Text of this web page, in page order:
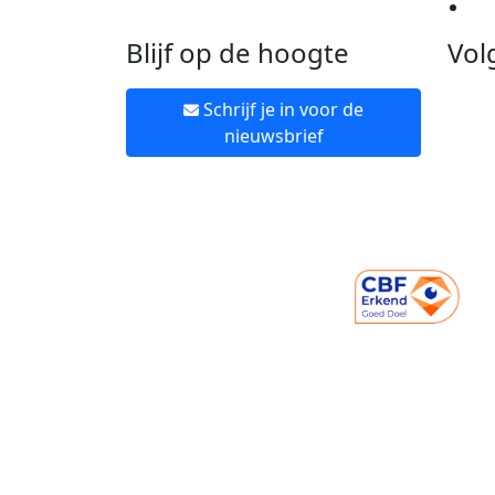
Blijf op de hoogte
Schrijf je in voor de
nieuwsbrief